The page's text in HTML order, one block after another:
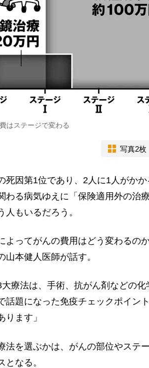
はステージで変わる
写真2枚
死因第1位であり、2人に1人がか
わる病気ゆえに「保険適用外の治
人もいるだろう。
よってがんの費用はどう変わるの
山本健人医師が話す。
大療法は、手術、抗がん剤などの
話題になった免疫チェックポイン
ります」
を選ぶかは、がんの部位やステ
となる。